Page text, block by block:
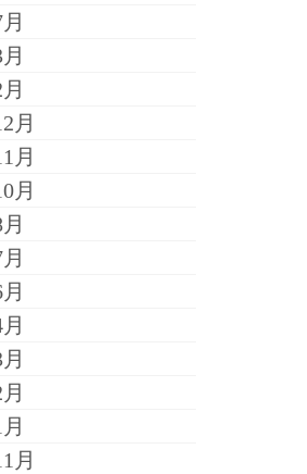
月
月
月
月